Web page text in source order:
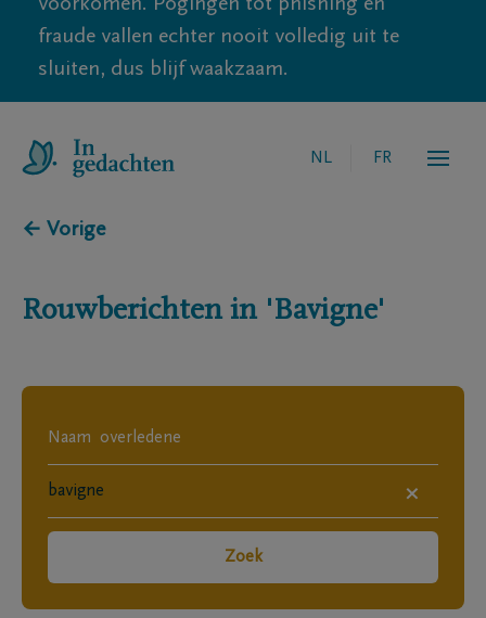
voorkomen. Pogingen tot phishing en
fraude vallen echter nooit volledig uit te
sluiten, dus blijf waakzaam.
NL FR
← Vorige
Rouwberichten in 'Bavigne'
×
Zoek